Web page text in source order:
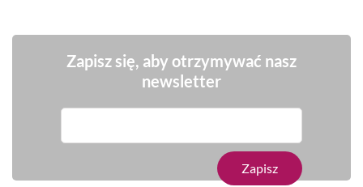
Zapisz się, aby otrzymywać nasz
newsletter